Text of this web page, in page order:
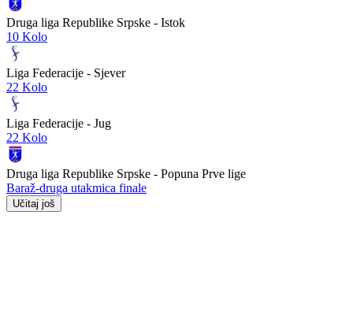
Druga liga Republike Srpske - Istok
10 Kolo
Liga Federacije - Sjever
22 Kolo
Liga Federacije - Jug
22 Kolo
Druga liga Republike Srpske - Popuna Prve lige
Baraž-druga utakmica finale
Učitaj još